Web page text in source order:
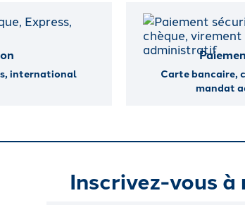
international
Carte bancaire,
mandat
Inscrivez-vous